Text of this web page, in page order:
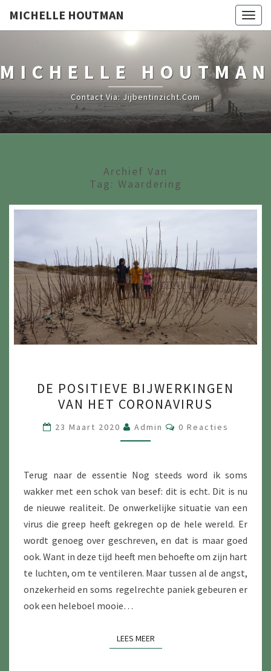
MICHELLE HOUTMAN
MICHELLE HOUTMAN
Contact Via: Jijbentinzicht.com
Archief Van
Tag: Waardering
POSITIEVE
BIJWERKINGEN
VAN
HET
DE POSITIEVE BIJWERKINGEN
VAN HET CORONAVIRUS
23 Maart 2020 Admin Reacties
0 Reacties
Terug naar de essentie Nog steeds word ik soms
wakker met een schok van besef: dit is echt. Dit is nu
de nieuwe realiteit. De onwerkelijke situatie van een
virus die greep heeft gekregen op de hele wereld. Er
wordt genoeg over geschreven, en dat is maar goed
ook. Want in deze tijd heeft men behoefte om zijn hart
te luchten, om te ventileren. Maar tussen al de angst,
onzekerheid en soms regelrechte paniek gebeuren er
ook een heleboel mooie…
LEES MEERLEES MEER